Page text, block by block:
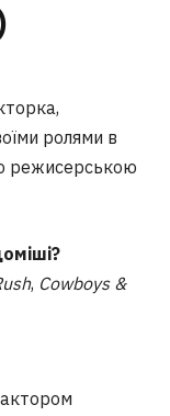
ролями в
режисерською
, Cowboys &
актором